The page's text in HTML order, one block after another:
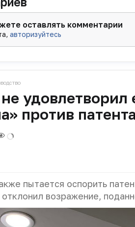
оставлять комментарии
авторизуйтесь
против
пытается оспорить
возражение,